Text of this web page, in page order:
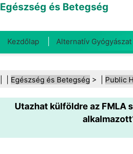
Egészség és Betegség
Kezdőlap Alternatív Gyógyászat
Fogegészség Diéta És
Egészség Egészségügyi Ágazat
Egészség és Betegség > | Public
Utazhat külföldre az FMLA